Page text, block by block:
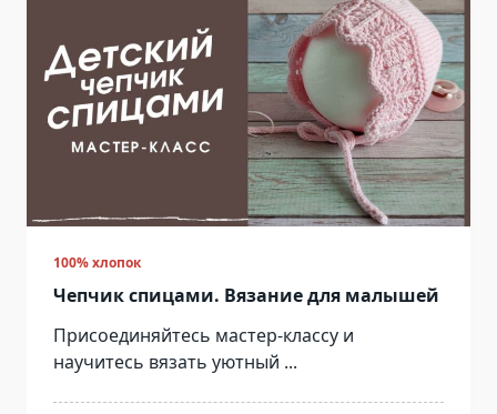
100% хлопок
Чепчик спицами. Вязание для малышей
Присоединяйтесь мастер-классу и
научитесь вязать уютный ...